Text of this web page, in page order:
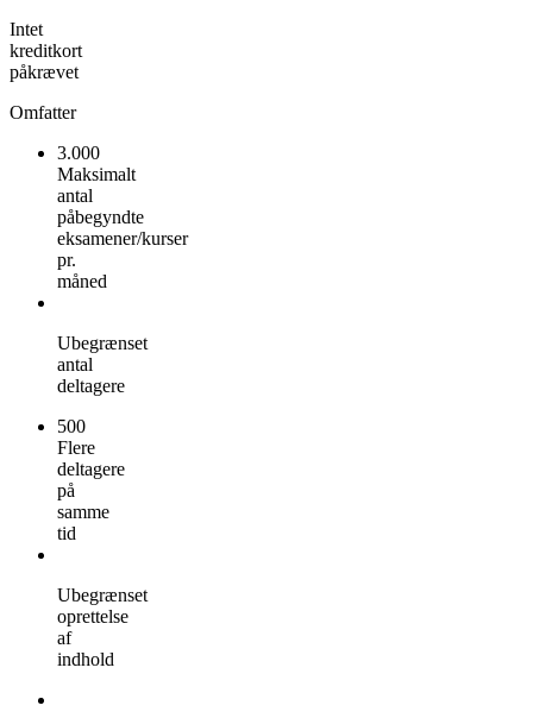
Intet
kreditkort
påkrævet
Omfatter
3.000
Maksimalt
antal
påbegyndte
eksamener/kurser
pr.
måned
Ubegrænset
antal
deltagere
500
Flere
deltagere
på
samme
tid
Ubegrænset
oprettelse
af
indhold